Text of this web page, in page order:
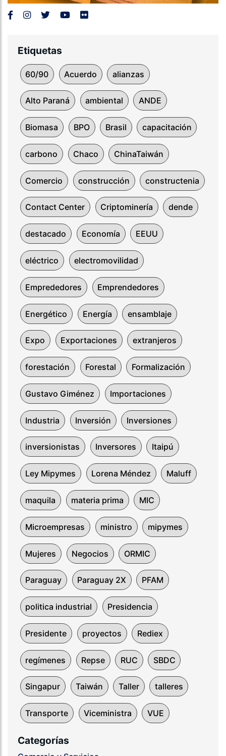
Etiquetas
60/90 Acuerdo alianzas
Alto Paraná ambiental ANDE
Biomasa BPO Brasil capacitación
carbono Chaco ChinaTaiwán
Comercio construcción constructenia
Contact Center Criptominería dende
destacado Economía EEUU
eléctrico electromovilidad
Emprededores Emprendedores
Energético Energía ensamblaje
Expo Exportaciones extranjeros
forestación Forestal Formalización
Gustavo Giménez Importaciones
Industria Inversión Inversiones
inversionistas Inversores Itaipú
Ley Mipymes Lorena Méndez Maluff
maquila materia prima MIC
Microempresas ministro mipymes
Mujeres Negocios ORMIC
Paraguay Paraguay 2X PFAM
politica industrial Presidencia
Presidente proyectos Rediex
regímenes Repse RUC SBDC
Singapur Taiwán Taller talleres
Transporte Viceministra VUE
Categorías